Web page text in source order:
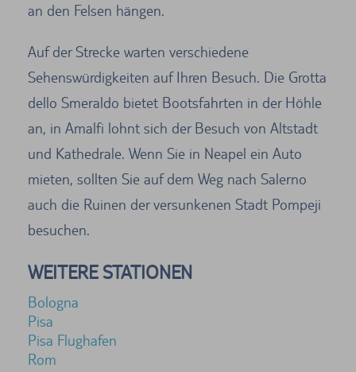
an den Felsen hängen.
Auf der Strecke warten verschiedene
Sehenswürdigkeiten auf Ihren Besuch. Die Grotta
dello Smeraldo bietet Bootsfahrten in der Höhle
an, in Amalfi lohnt sich der Besuch von Altstadt
und Kathedrale. Wenn Sie in Neapel ein Auto
mieten, sollten Sie auf dem Weg nach Salerno
auch die Ruinen der versunkenen Stadt Pompeji
besuchen.
WEITERE STATIONEN
Bologna
Pisa
Pisa Flughafen
Rom